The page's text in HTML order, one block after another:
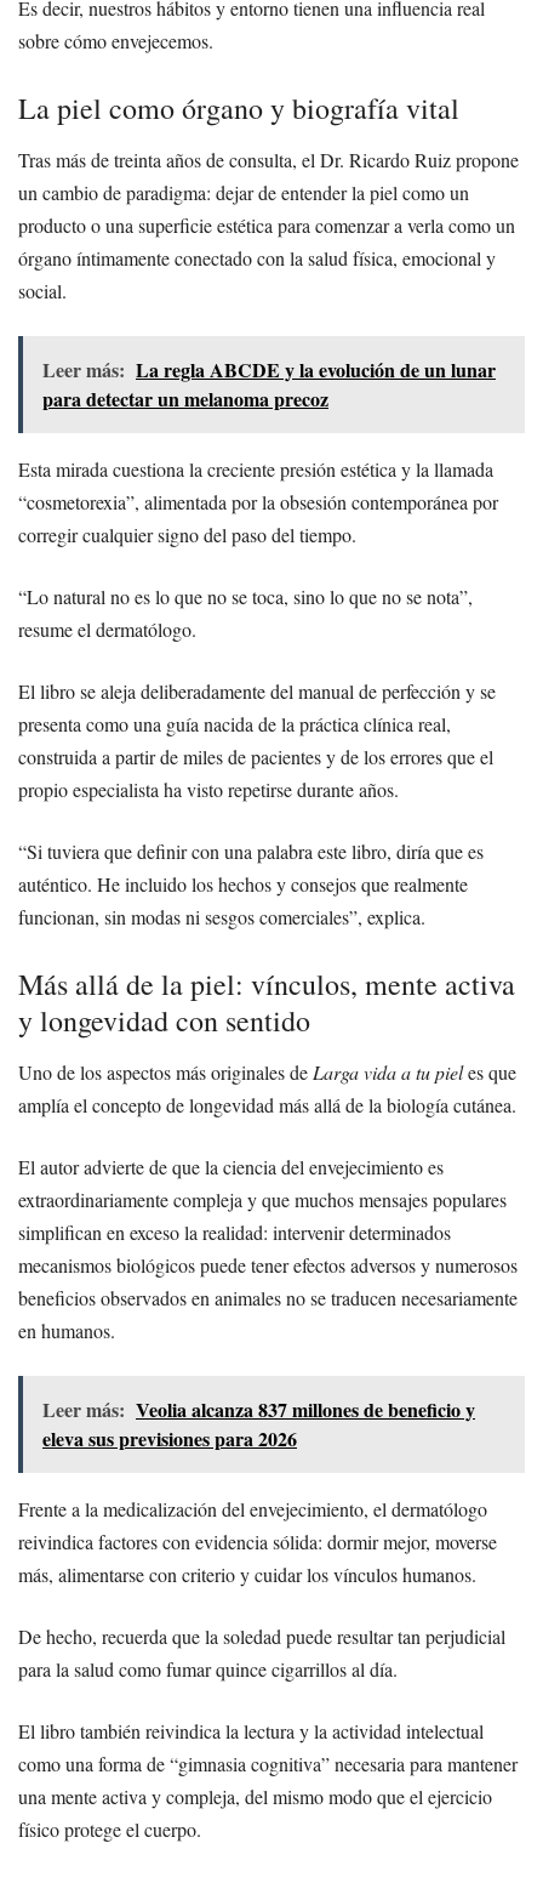
Es decir, nuestros hábitos y entorno tienen una influencia real
sobre cómo envejecemos.
La piel como órgano y biografía vital
Tras más de treinta años de consulta, el Dr. Ricardo Ruiz propone
un cambio de paradigma: dejar de entender la piel como un
producto o una superficie estética para comenzar a verla como un
órgano íntimamente conectado con la salud física, emocional y
social.
Leer más: La regla ABCDE y la evolución de un lunar
para detectar un melanoma precoz
Esta mirada cuestiona la creciente presión estética y la llamada
“cosmetorexia”, alimentada por la obsesión contemporánea por
corregir cualquier signo del paso del tiempo.
“Lo natural no es lo que no se toca, sino lo que no se nota”,
resume el dermatólogo.
El libro se aleja deliberadamente del manual de perfección y se
presenta como una guía nacida de la práctica clínica real,
construida a partir de miles de pacientes y de los errores que el
propio especialista ha visto repetirse durante años.
“Si tuviera que definir con una palabra este libro, diría que es
auténtico. He incluido los hechos y consejos que realmente
funcionan, sin modas ni sesgos comerciales”, explica.
Más allá de la piel: vínculos, mente activa
y longevidad con sentido
Uno de los aspectos más originales deLarga vida a tu pieles que
amplía el concepto de longevidad más allá de la biología cutánea.
El autor advierte de que la ciencia del envejecimiento es
extraordinariamente compleja y que muchos mensajes populares
simplifican en exceso la realidad: intervenir determinados
mecanismos biológicos puede tener efectos adversos y numerosos
beneficios observados en animales no se traducen necesariamente
en humanos.
Leer más: Veolia alcanza 837 millones de beneficio y
eleva sus previsiones para 2026
Frente a la medicalización del envejecimiento, el dermatólogo
reivindica factores con evidencia sólida: dormir mejor, moverse
más, alimentarse con criterio y cuidar los vínculos humanos.
De hecho, recuerda que la soledad puede resultar tan perjudicial
para la salud como fumar quince cigarrillos al día.
El libro también reivindica la lectura y la actividad intelectual
como una forma de “gimnasia cognitiva” necesaria para mantener
una mente activa y compleja, del mismo modo que el ejercicio
físico protege el cuerpo.